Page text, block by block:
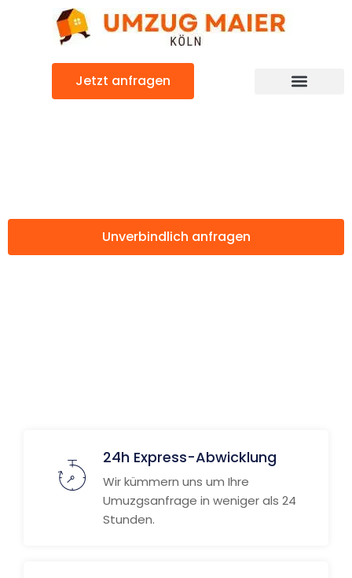
Jetzt anfragen
Unverbindlich anfragen
24h Express-Abwicklung
Wir kümmern uns um Ihre
Umuzgsanfrage in weniger als 24
Stunden.